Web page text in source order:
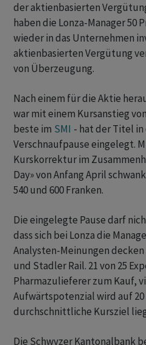
der aktienbasierten
haben die Lonza-Manager 50
wieder in das Unternehmen
aktienbasierten Vergütung
von Überzeugung.
Nach einem für die Aktie
war mit einem Kursanstieg
beste im SMI - hat der Titel in
Verschnaufpause eingelegt.
Kurskorrektur im
Day» von Anfang April
540 und 600 Franken.
Die eingelegte Pause darf
dass sich bei Lonza die
Analysten-Meinungen
und Stadler Rail. 21 von 25
Pharmazulieferer zum Kauf,
Aufwärtspotenzial wird auf
durchschnittliche Kursziel
Die Schwyzer Kantonalbank